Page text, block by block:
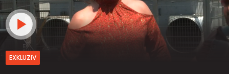
EXKLUZIV